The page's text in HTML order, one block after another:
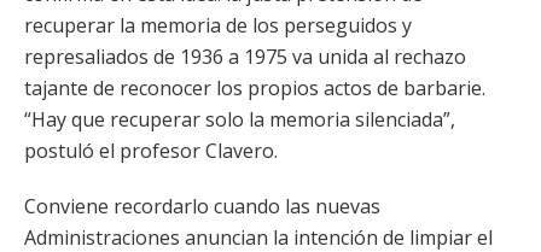
recuperar la memoria de los perseguidos y
represaliados de 1936 a 1975 va unida al rechazo
tajante de reconocer los propios actos de barbarie.
“Hay que recuperar solo la memoria silenciada”,
postuló el profesor Clavero.
Conviene recordarlo cuando las nuevas
Administraciones anuncian la intención de limpiar el